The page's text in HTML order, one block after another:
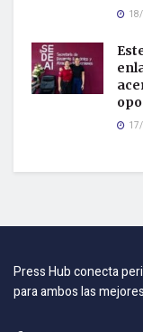
Press Hub conecta
para ambos las